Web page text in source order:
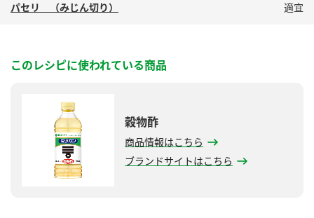
パセリ （みじん切り） 適宜
このレシピに使われている商品
穀物酢
商品情報はこちら
ブランドサイトはこちら